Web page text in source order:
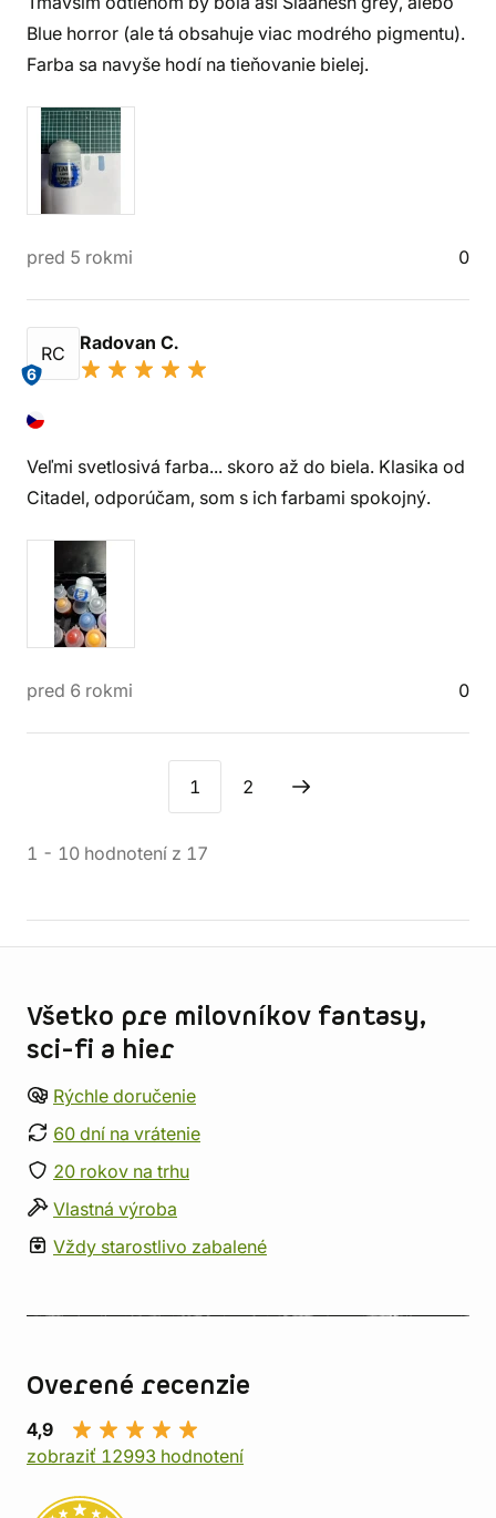
Blue horror (ale tá obsahuje viac modrého pigmentu).
Farba sa navyše hodí na tieňovanie bielej.
pred 5 rokmi 0
RC
6
Radovan C.
Veľmi svetlosivá farba... skoro až do biela. Klasika od
Citadel, odporúčam, som s ich farbami spokojný.
pred 6 rokmi 0
1 2
1 - 10 hodnotení z 17
Všetko pre milovníkov fantasy,
sci-fi a hier
Rýchle doručenie
60 dní na vrátenie
20 rokov na trhu
Vlastná výroba
Vždy starostlivo zabalené
Overené recenzie
4,9
zobraziť 12993 hodnotení